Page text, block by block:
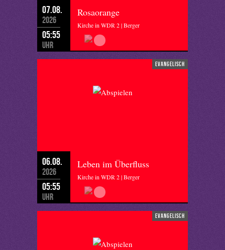
07.08.
2026
05:55
Uhr
Rosaorange
Kirche in WDR 2 | Berger
evangelisch
06.08.
2026
05:55
Uhr
Leben im Überfluss
Kirche in WDR 2 | Berger
evangelisch